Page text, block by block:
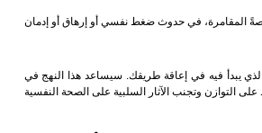
يبدأ فيه في إعاقة طريقك. سيساعد هذا النهج في